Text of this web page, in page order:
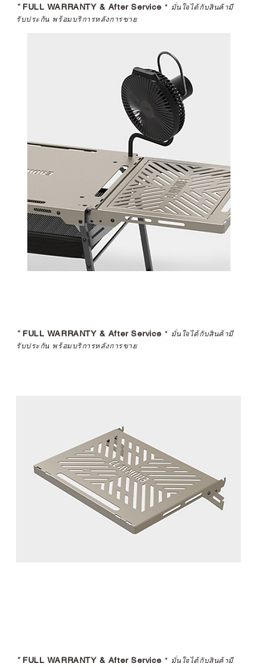
*FULL WARRANTY & After Service * มั่นใจได้กับสินค้ามี
รับประกัน พร้อมบริการหลังการขาย
*FULL WARRANTY & After Service * มั่นใจได้กับสินค้ามี
รับประกัน พร้อมบริการหลังการขาย
*FULL WARRANTY & After Service * มั่นใจได้กับสินค้ามี